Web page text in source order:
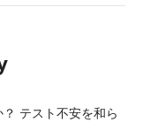
テスト不安を和ら